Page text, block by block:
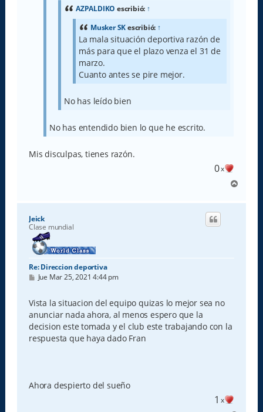
AZPALDIKO escribió: ↑
Musker SKescribió: ↑
La mala situación deportiva razón de
más para que el plazo venza el 31 de
marzo.
Cuanto antes se pire mejor.
No has leído bien
No has entendido bien lo que he escrito.
Mis disculpas, tienes razón.
0x
r
Jeick
Clase mundial
Re: Direccion deportiva
M
s
a
j
e
Jue Mar 25, 2021 4:44 pm
Vista la situacion del equipo quizas lo mejor sea no
anunciar nada ahora, al menos espero que la
decision este tomada y el club este trabajando con la
respuesta que haya dado Fran
Ahora despierto del sueño
1 x